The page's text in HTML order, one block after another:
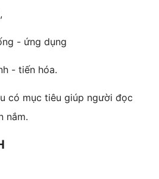
- ứng dụng
- tiến hóa.
có mục tiêu giúp người đọc
nắm.